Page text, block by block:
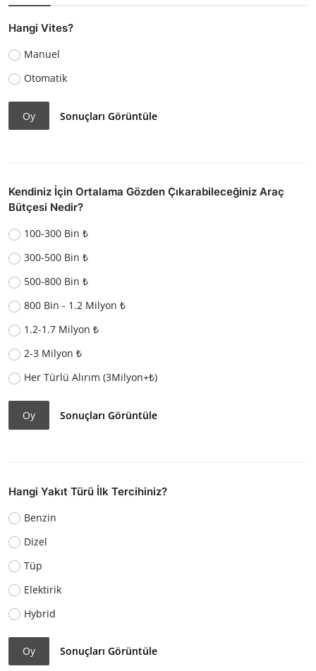
Hangi Vites?
Manuel
Otomatik
Oy Sonuçları Görüntüle
Kendiniz İçin Ortalama Gözden Çıkarabileceğiniz Araç
Bütçesi Nedir?
100-300 Bin ₺
300-500 Bin ₺
500-800 Bin ₺
800 Bin - 1.2 Milyon ₺
1.2-1.7 Milyon ₺
2-3 Milyon ₺
Her Türlü Alırım (3Milyon+₺)
Oy Sonuçları Görüntüle
Hangi Yakıt Türü İlk Tercihiniz?
Benzin
Dizel
Tüp
Elektirik
Hybrid
Oy Sonuçları Görüntüle